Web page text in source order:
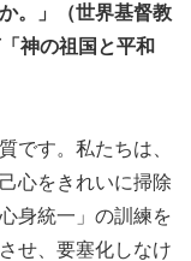
。」（世界基督教
神の祖国と平和
です。私たちは、
心をきれいに掃除
身統一」の訓練を
せ、要塞化しなけ